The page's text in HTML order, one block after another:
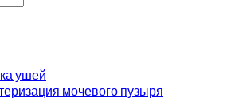
ушей
мочевого пузыря